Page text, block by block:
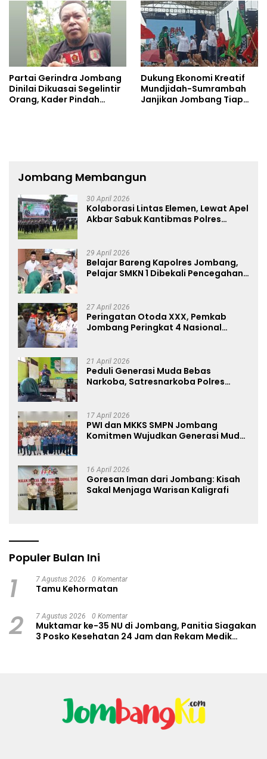
Partai Gerindra Jombang
Dinilai Dikuasai Segelintir
Orang, Kader Pindah
Dukung Ekonomi Kreatif
Mundjidah-Sumrambah
Janjikan Jombang Tiap
Jombang Membangun
30 April 2026
Kolaborasi Lintas Elemen, Lewat Apel
Akbar Sabuk Kantibmas Polres
29 April 2026
Belajar Bareng Kapolres Jombang,
Pelajar SMKN 1 Dibekali Pencegahan
27 April 2026
Peringatan Otoda XXX, Pemkab
Jombang Peringkat 4 Nasional
21 April 2026
Peduli Generasi Muda Bebas
Narkoba, Satresnarkoba Polres
17 April 2026
PWI dan MKKS SMPN Jombang
Komitmen Wujudkan Generasi Muda
16 April 2026
Goresan Iman dari Jombang: Kisah
Sakal Menjaga Warisan Kaligrafi
Populer Bulan Ini
1 7 Agustus 2026 0 Komentar
Tamu Kehormatan
2 7 Agustus 2026 0 Komentar
Muktamar ke-35 NU di Jombang, Panitia Siagakan
3 Posko Kesehatan 24 Jam dan Rekam Medik